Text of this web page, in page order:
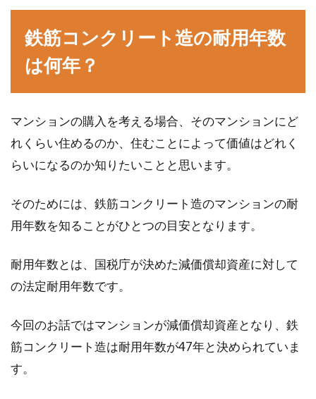
窓用エアコン...
築物件！気になる内装は？
転勤や引っ越しで、家を住み替えることがあり
平面図を自分で書く！製図の基本や
家具の書き方をご紹介！
建築には図面が必ずと言ってよいほど欠かせな
いものです。最近ではパソコンで平面図を容易
に作成で...
鉄筋コンクリート造の耐用年数
は何年？
マンションの購入を考える場合、そのマンションにど
れくらい住めるのか、住むことによって価値はどれく
らいになるのか知りたいことと思います。
そのためには、鉄筋コンクリート造のマンションの耐
用年数を知ることがひとつの目安となります。
耐用年数とは、国税庁が決めた減価償却資産に対して
の法定耐用年数です。
今回のお話ではマンションが減価償却資産となり、鉄
筋コンクリート造は耐用年数が47年と決められていま
す。